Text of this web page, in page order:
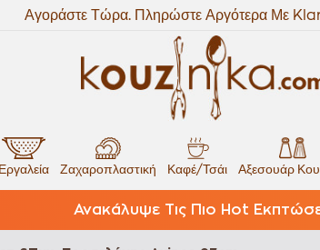
Αγοράστε Τώρα. Πληρώστε Αργότερα Με
Ζαχαροπλαστική Καφέ/Τσάι Αξεσουάρ
Ανακάλυψε Τις Πιο Hot